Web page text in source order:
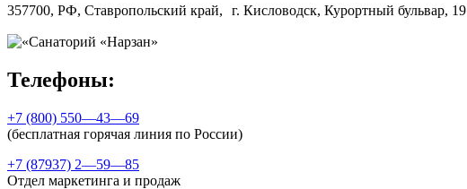
357700, РФ, Ставропольский край, г. Кисловодск, Курортный бульвар, 19
Телефоны:
+7 (800) 550—43—69
(бесплатная горячая линия по России)
+7 (87937) 2—59—85
Отдел маркетинга и продаж